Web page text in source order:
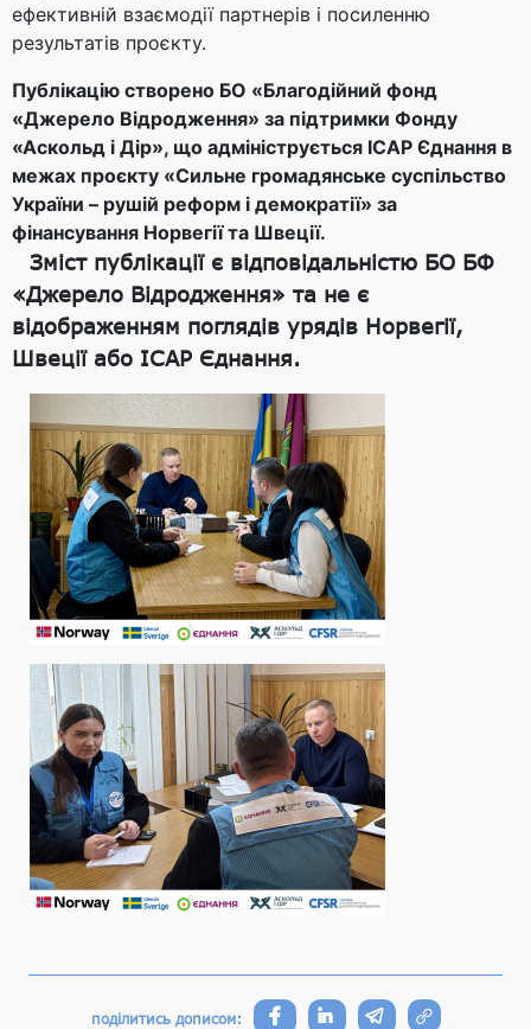
ефективній взаємодії партнерів і посиленню
результатів проєкту.
Публікацію створено БО «Благодійний фонд
«Джерело Відродження» за підтримки Фонду
«Аскольд і Дір», що адмініструється ICAP Єднання в
межах проєкту «Сильне громадянське суспільство
України – рушій реформ і демократії» за
фінансування Норвегії та Швеції.
Зміст публікації є відповідальністю БО БФ
«Джерело Відродження» та не є
відображенням поглядів урядів Норвегії,
Швеції або ICAP Єднання.
поділитись дописом: